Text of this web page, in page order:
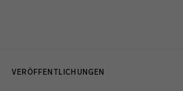
VERÖFFENTLICHUNGEN